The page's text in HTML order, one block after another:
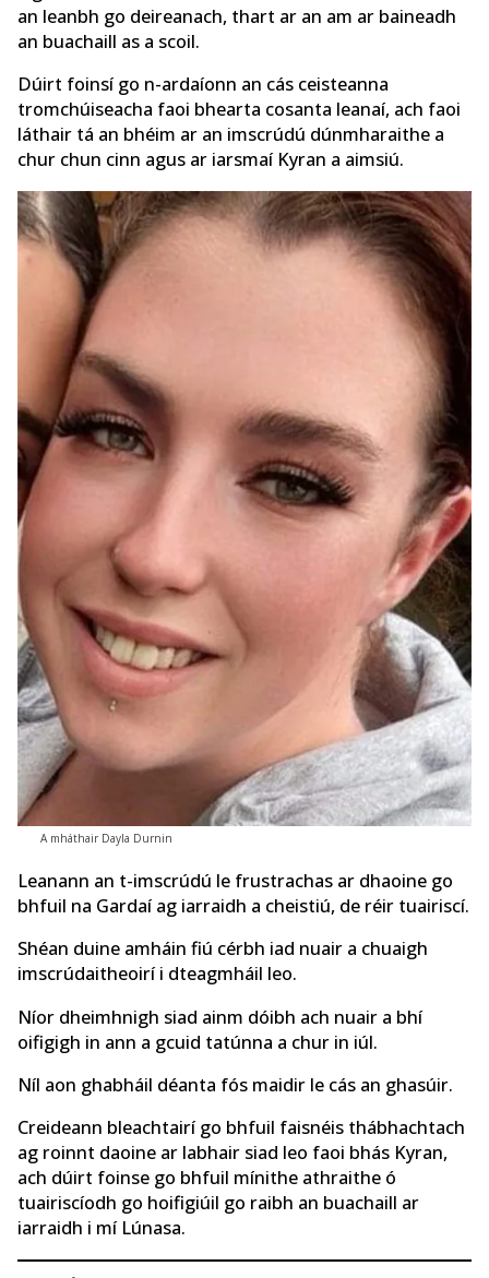
an leanbh go deireanach, thart ar an am ar baineadh
an buachaill as a scoil.
Dúirt foinsí go n-ardaíonn an cás ceisteanna
tromchúiseacha faoi bhearta cosanta leanaí, ach faoi
láthair tá an bhéim ar an imscrúdú dúnmharaithe a
chur chun cinn agus ar iarsmaí Kyran a aimsiú.
A mháthair Dayla Durnin
Leanann an t-imscrúdú le frustrachas ar dhaoine go
bhfuil na Gardaí ag iarraidh a cheistiú, de réir tuairiscí.
Shéan duine amháin fiú cérbh iad nuair a chuaigh
imscrúdaitheoirí i dteagmháil leo.
Níor dheimhnigh siad ainm dóibh ach nuair a bhí
oifigigh in ann a gcuid tatúnna a chur in iúl.
Níl aon ghabháil déanta fós maidir le cás an ghasúir.
Creideann bleachtairí go bhfuil faisnéis thábhachtach
ag roinnt daoine ar labhair siad leo faoi bhás Kyran,
ach dúirt foinse go bhfuil mínithe athraithe ó
tuairiscíodh go hoifigiúil go raibh an buachaill ar
iarraidh i mí Lúnasa.